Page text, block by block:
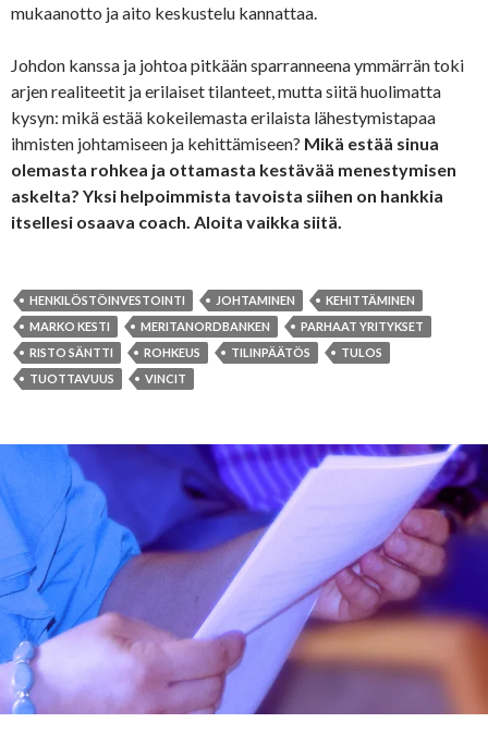
mukaanotto ja aito keskustelu kannattaa.
Johdon kanssa ja johtoa pitkään sparranneena ymmärrän toki
arjen realiteetit ja erilaiset tilanteet, mutta siitä huolimatta
kysyn: mikä estää kokeilemasta erilaista lähestymistapaa
ihmisten johtamiseen ja kehittämiseen? Mikä estää sinua
olemasta rohkea ja ottamasta kestävää menestymisen
askelta? Yksi helpoimmista tavoista siihen on hankkia
itsellesi osaava coach. Aloita vaikka siitä.
HENKILÖSTÖINVESTOINTI JOHTAMINEN
KEHITTÄMINEN
MARKO KESTI
MERITANORDBANKEN
PARHAAT YRITYKSET
RISTO SÄNTTI
ROHKEUS TILINPÄÄTÖS
TULOS
TUOTTAVUUS
VINCIT